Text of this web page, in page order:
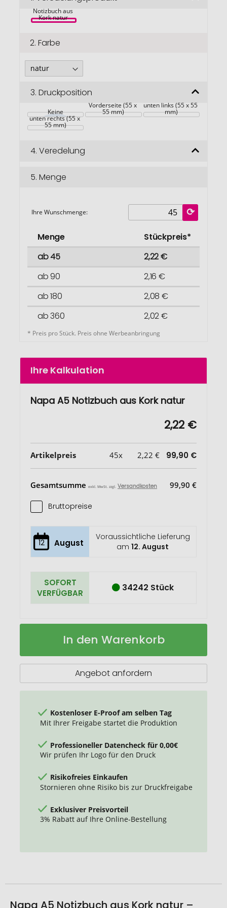
springenNotizbuch aus
Kork natur
2. Farbe
3. Druckposition
Keine
Vorderseite (55 x
55 mm)
unten links (55 x 55
mm)
unten rechts (55 x
55 mm)
4. Veredelung
5. Menge
Ihre Wunschmenge:
Menge
Stückpreis*
ab 45
2,22 €
ab 90
2,16 €
ab 180
2,08 €
ab 360
2,02 €
* Preis pro Stück. Preis ohne Werbeanbringung
Ihre Kalkulation
Napa A5 Notizbuch aus Kork natur
2,22 €
Artikelpreis 45x 2,22 € 99,90 €
Gesamtsumme exkl. MwSt. zzgl. Versandkosten 99,90 €
Bruttopreise
12 August
Voraussichtliche Lieferung
am12. August
SOFORT
VERFÜGBAR
34242 Stück
aus
In den Warenkorb
Angebot anfordern
Kostenloser E-Proof am selben Tag
Mit Ihrer Freigabe startet die Produktion
Professioneller Datencheck für 0,00€
Wir prüfen Ihr Logo für den Druck
Risikofreies Einkaufen
Stornieren ohne Risiko bis zur Druckfreigabe
Exklusiver Preisvorteil
3% Rabatt auf Ihre Online-Bestellung
Napa A5 Notizbuch aus Kork natur –